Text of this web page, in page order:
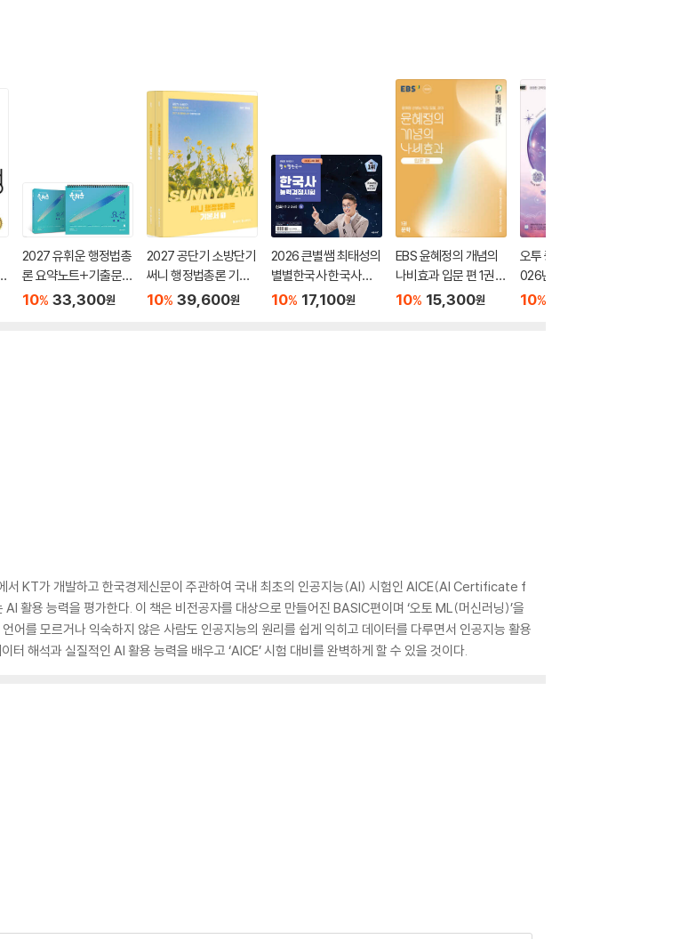
2027 유휘운 행정법총
론 요약노트+기출문제
(요.플.)
10% 33,300원
2027 공단기 소방단기
써니 행정법총론 기본
서
10% 39,600원
2026 큰별쌤 최태성의
별별한국사 한국사능
력검정시험 심화(1,2,3
10% 17,100원
EBS 윤혜정의 개념의
나비효과 입문 편 1권
문학 (2026년용)
10% 15,300원
오투 중학 과학 2-2 (2
026년)
10%
서 KT가 개발하고 한국경제신문이 주관하여 국내 최초의 인공지능(AI) 시험인 AICE(AI Certificate f
활용 능력을 평가한다. 이 책은 비전공자를 대상으로 만들어진 BASIC편이며 ‘오토 ML(머신러닝)’을
를 모르거나 익숙하지 않은 사람도 인공지능의 원리를 쉽게 익히고 데이터를 다루면서 인공지능 활용
해석과 실질적인 AI 활용 능력을 배우고 ‘AICE’ 시험 대비를 완벽하게 할 수 있을 것이다.